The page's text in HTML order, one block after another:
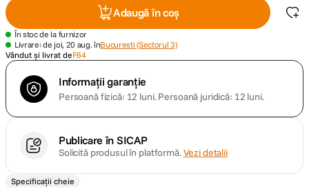
card memorie
8. dji mic mini
9. dji osmo
10. insta 360
Adaugă în coș
În stoc de la furnizor
Livrare: de joi, 20 aug. înBucuresti (Sectorul 3)
Vândut și livrat deF64
Informații garanție
Persoană fizică: 12 luni.Persoană juridică: 12 luni.
Publicare în SICAP
Solicită produsul în platformă.Vezi detalii
Specificații cheie